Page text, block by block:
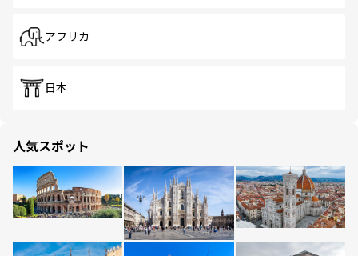
アフリカ
日本
人気スポット